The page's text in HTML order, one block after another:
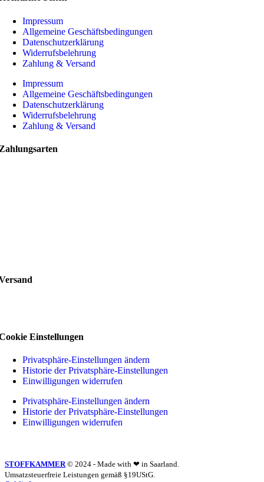
Impressum
Allgemeine Geschäftsbedingungen
Datenschutzerklärung
Widerrufsbelehrung
Zahlung & Versand
Impressum
Allgemeine Geschäftsbedingungen
Datenschutzerklärung
Widerrufsbelehrung
Zahlung & Versand
Einstellungen
Privatsphäre-Einstellungen ändern
Historie der Privatsphäre-Einstellungen
Einwilligungen widerrufen
Privatsphäre-Einstellungen ändern
Historie der Privatsphäre-Einstellungen
Einwilligungen widerrufen
STOFFKAMMER© 2024 - Made with ❤ in Saarland.
Umsatzsteuerfreie Leistungen gemäß §19UStG.